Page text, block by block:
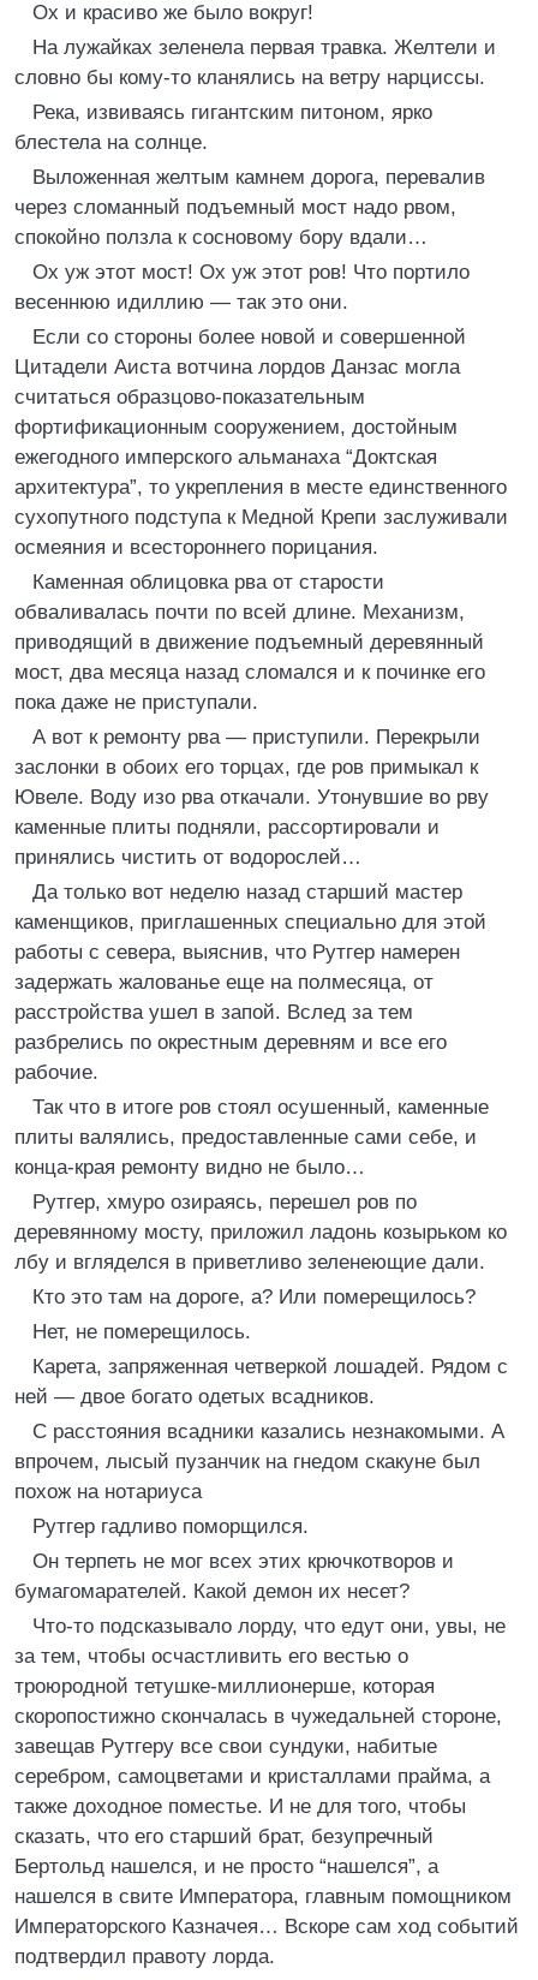
Ох и красиво же было вокруг!
На лужайках зеленела первая травка. Желтели и
словно бы кому-то кланялись на ветру нарциссы.
Река, извиваясь гигантским питоном, ярко
блестела на солнце.
Выложенная желтым камнем дорога, перевалив
через сломанный подъемный мост надо рвом,
спокойно ползла к сосновому бору вдали…
Ох уж этот мост! Ох уж этот ров! Что портило
весеннюю идиллию — так это они.
Если со стороны более новой и совершенной
Цитадели Аиста вотчина лордов Данзас могла
считаться образцово-показательным
фортификационным сооружением, достойным
ежегодного имперского альманаха “Доктская
архитектура”, то укрепления в месте единственного
сухопутного подступа к Медной Крепи заслуживали
осмеяния и всестороннего порицания.
Каменная облицовка рва от старости
обваливалась почти по всей длине. Механизм,
приводящий в движение подъемный деревянный
мост, два месяца назад сломался и к починке его
пока даже не приступали.
А вот к ремонту рва — приступили. Перекрыли
заслонки в обоих его торцах, где ров примыкал к
Ювеле. Воду изо рва откачали. Утонувшие во рву
каменные плиты подняли, рассортировали и
принялись чистить от водорослей…
Да только вот неделю назад старший мастер
каменщиков, приглашенных специально для этой
работы с севера, выяснив, что Рутгер намерен
задержать жалованье еще на полмесяца, от
расстройства ушел в запой. Вслед за тем
разбрелись по окрестным деревням и все его
рабочие.
Так что в итоге ров стоял осушенный, каменные
плиты валялись, предоставленные сами себе, и
конца-края ремонту видно не было…
Рутгер, хмуро озираясь, перешел ров по
деревянному мосту, приложил ладонь козырьком ко
лбу и вгляделся в приветливо зеленеющие дали.
Кто это там на дороге, а? Или померещилось?
Нет, не померещилось.
Карета, запряженная четверкой лошадей. Рядом с
ней — двое богато одетых всадников.
С расстояния всадники казались незнакомыми. А
впрочем, лысый пузанчик на гнедом скакуне был
похож на нотариуса
Рутгер гадливо поморщился.
Он терпеть не мог всех этих крючкотворов и
бумагомарателей. Какой демон их несет?
Что-то подсказывало лорду, что едут они, увы, не
за тем, чтобы осчастливить его вестью о
троюродной тетушке-миллионерше, которая
скоропостижно скончалась в чужедальней стороне,
завещав Рутгеру все свои сундуки, набитые
серебром, самоцветами и кристаллами прайма, а
также доходное поместье. И не для того, чтобы
сказать, что его старший брат, безупречный
Бертольд нашелся, и не просто “нашелся”, а
нашелся в свите Императора, главным помощником
Императорского Казначея… Вскоре сам ход событий
подтвердил правоту лорда.